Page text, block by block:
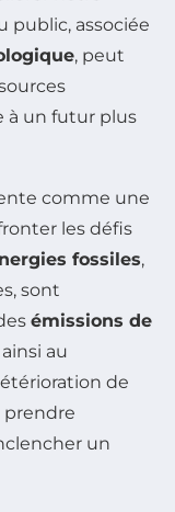
public, associée
, peut
à un futur plus
comme une
les défis
fossiles,
sont
émissions de
au
de
prendre
un